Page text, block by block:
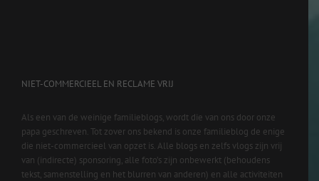
NIET-COMMERCIEEL EN RECLAME VRIJ
Als een van de weinige familieblogs, wordt die van ons door onze
papa geschreven. Tot zover ons bekend is onze familieblog de enige
die niet-commercieel van opzet is. Alle blogs en zelfs vlogs zijn vrij
van (indirecte) sponsoring, alle foto’s zijn onbewerkt (behoudens
tekst, samenstelling en het blurren van anderen) en alle activiteiten